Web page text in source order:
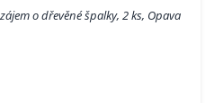
o dřevěné špalky, 2 ks, Opava